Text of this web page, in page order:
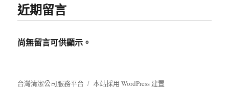
近期留言
尚無留言可供顯示。
台灣清潔公司服務平台 本站採用 WordPress 建置